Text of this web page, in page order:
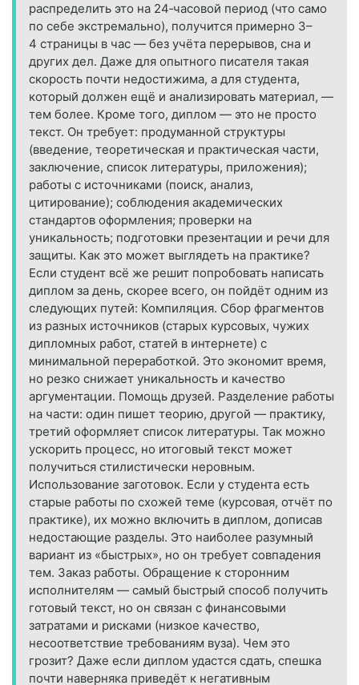
распределить это на 24‑часовой период (что само
по себе экстремально), получится примерно 3–
4 страницы в час — без учёта перерывов, сна и
других дел. Даже для опытного писателя такая
скорость почти недостижима, а для студента,
который должен ещё и анализировать материал, —
тем более. Кроме того, диплом — это не просто
текст. Он требует: продуманной структуры
(введение, теоретическая и практическая части,
заключение, список литературы, приложения);
работы с источниками (поиск, анализ,
цитирование); соблюдения академических
стандартов оформления; проверки на
уникальность; подготовки презентации и речи для
защиты. Как это может выглядеть на практике?
Если студент всё же решит попробовать написать
диплом за день, скорее всего, он пойдёт одним из
следующих путей: Компиляция. Сбор фрагментов
из разных источников (старых курсовых, чужих
дипломных работ, статей в интернете) с
минимальной переработкой. Это экономит время,
но резко снижает уникальность и качество
аргументации. Помощь друзей. Разделение работы
на части: один пишет теорию, другой — практику,
третий оформляет список литературы. Так можно
ускорить процесс, но итоговый текст может
получиться стилистически неровным.
Использование заготовок. Если у студента есть
старые работы по схожей теме (курсовая, отчёт по
практике), их можно включить в диплом, дописав
недостающие разделы. Это наиболее разумный
вариант из «быстрых», но он требует совпадения
тем. Заказ работы. Обращение к сторонним
исполнителям — самый быстрый способ получить
готовый текст, но он связан с финансовыми
затратами и рисками (низкое качество,
несоответствие требованиям вуза). Чем это
грозит? Даже если диплом удастся сдать, спешка
почти наверняка приведёт к негативным